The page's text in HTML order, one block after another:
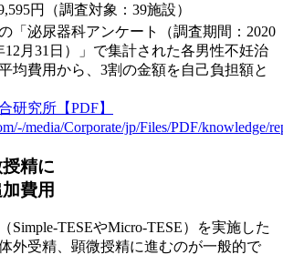
円（調査対象：39施設）
「泌尿器科アンケート（調査期間：2020
12月31日）」で集計された各男性不妊治
均費用から、3割の金額を自己負担額と
研究所【PDF】
media/Corporate/jp/Files/PDF/knowledge/
精に
費用
Simple-TESEやMicro-TESE）を実施した
外受精、顕微授精に進むのが一般的で